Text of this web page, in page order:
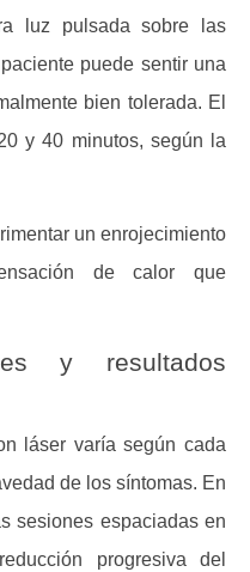
luz pulsada sobre las
puede sentir una
bien tolerada. El
y 40 minutos, según la
un enrojecimiento
de calor que
y resultados
láser varía según cada
de los síntomas. En
sesiones espaciadas en
progresiva del